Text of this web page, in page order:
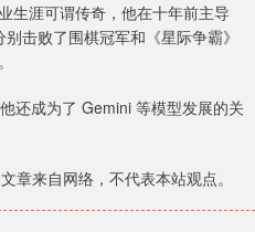
生涯可谓传奇，他在十年前主导
击败了围棋冠军和《星际争霸》
还成为了 Gemini 等模型发展的关
章来自网络，不代表本站观点。